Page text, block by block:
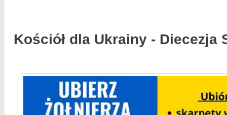
Kościół dla Ukrainy - Diecezja